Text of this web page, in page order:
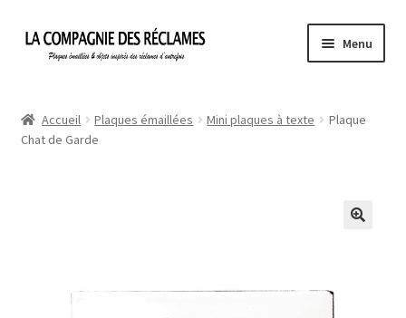
Aller
Aller
Menu
À propos de La Compagnie des Réclames
Accueil Plaques émaillées Mini plaques à texte
Plaque
Chat de Garde